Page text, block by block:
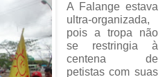
A Falange estava
ultra-organizada,
pois a tropa não
se restringia à
centena de
petistas com suas